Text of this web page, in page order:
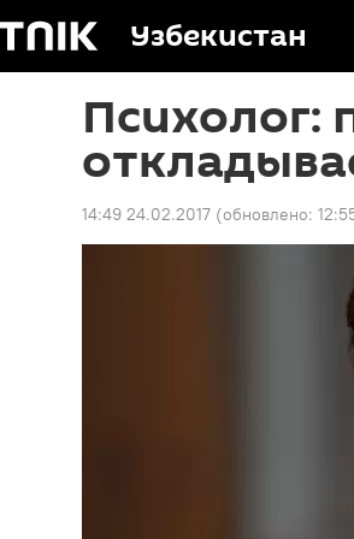
Узбекистан
Психолог:
14:49 24.02.2017 (обновлено: